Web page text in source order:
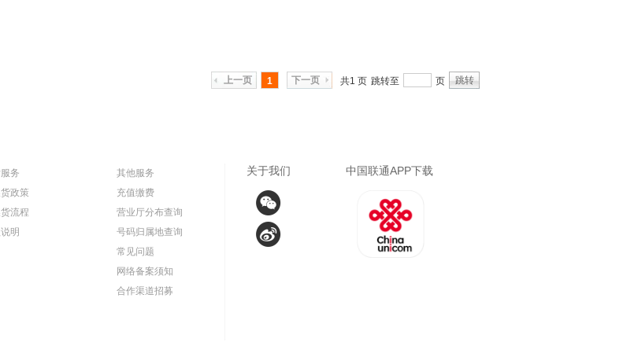
上一页
1 下一页 共1 页 跳转至 页 跳转
务
政策
流程
明
其他服务
充值缴费
营业厅分布查询
号码归属地查询
常见问题
网络备案须知
合作渠道招募
关于我们 中国联通APP下载